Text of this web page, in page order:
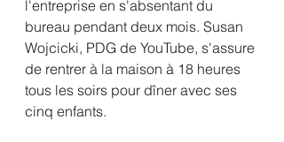
l'entreprise en s'absentant du
bureau pendant deux mois. Susan
Wojcicki, PDG de YouTube, s'assure
de rentrer à la maison à 18 heures
tous les soirs pour dîner avec ses
cinq enfants.